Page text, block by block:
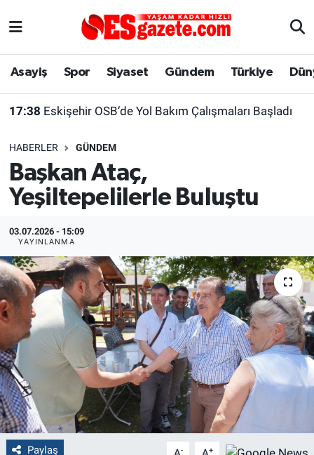
Asayiş Spor Siyaset Gündem Türkiye
17:38 Eskişehir OSB’de Yol Bakım Çalışmaları Başladı
HABERLER GÜNDEM
Başkan Ataç,
Yeşiltepelilerle Buluştu
03.07.2026 - 15:09
YAYINLANMA
Paylaş - +
Asayiş
Gündem
Türkiye
Dünya
Sağlık
Alış-Veriş/İş dünyası
Yaşam
Eskişehirspor Arşivi
Eskişehir Arşivi
Röportaj
Ekonomi
Kültür Sanat
Politika
Bilecik
Kütahya
Gezi
Eskişehir Nöbetçi Eczaneler
Süper Lig Puan Durumu ve Fikstür
Tüm Manşetler
Son Dakika Haberleri
Haber Arşivi